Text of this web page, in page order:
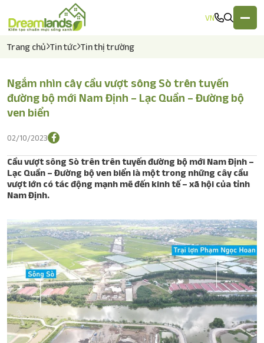
VN
Về chúng tôi
Lĩnh vực hoạt động
Tin tức
Liên hệ
Trang chủ Tin tức Tin thị trường
Ngắm nhìn cây cầu vượt sông Sò trên tuyến
đường bộ mới Nam Định – Lạc Quần – Đường bộ
ven biển
02/10/2023
Cầu vượt sông Sò trên trên tuyến đường bộ mới Nam Định –
Lạc Quần – Đường bộ ven biển là một trong những cây cầu
vượt lớn có tác động mạnh mẽ đến kinh tế – xã hội của tỉnh
Nam Định.